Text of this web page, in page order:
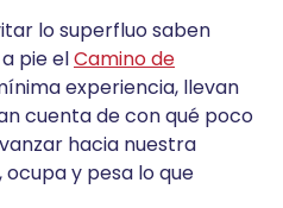
lo superfluo saben
pie elCamino de
experiencia, llevan
cuenta de con qué poco
hacia nuestra
y pesa lo que